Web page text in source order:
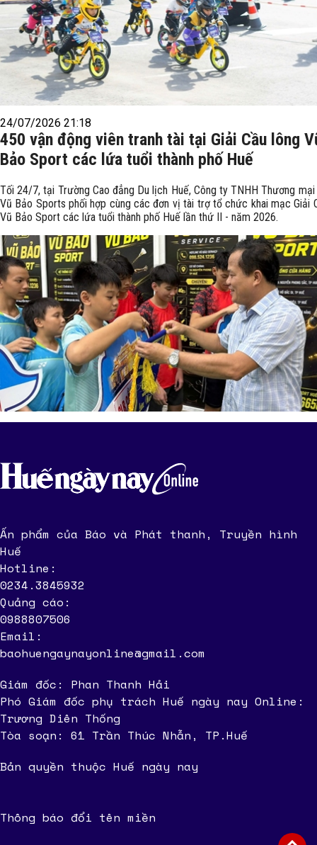
24/07/2026 21:18
450 vận động viên tranh tài tại Giải Cầu lông
Bảo Sport các lứa tuổi thành phố Huế
Tối 24/7, tại Trường Cao đẳng Du lịch Huế, Công ty TNHH Thương
Vũ Bảo Sports phối hợp cùng các đơn vị tài trợ tổ chức khai mạc Giải
Vũ Bảo Sport các lứa tuổi thành phố Huế lần thứ II - năm 2026.
Ấn phẩm của Báo và Phát thanh, Truyền hình
Huế
Hotline:
0234.3845932
Quảng cáo:
0988807506
Email:
baohuengaynayonline@gmail.com
Giám đốc: Phan Thanh Hải
Phó Giám đốc phụ trách Huế ngày nay Online:
Trương Diên Thống
Tòa soạn: 61 Trần Thúc Nhẫn, TP.Huế
Bản quyền thuộc Huế ngày nay
Thông báo đổi tên miền